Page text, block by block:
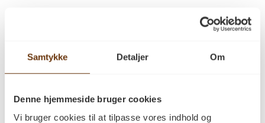
Samtykke Detaljer Om
Denne hjemmeside bruger cookies
Vi bruger cookies til at tilpasse vores indhold og